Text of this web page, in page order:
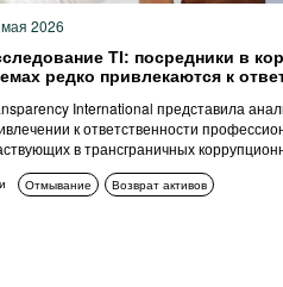
2026
TI: посредники в
редко привлекаются к
International представила
к ответственности
в трансграничных
Отмывание Возврат активов